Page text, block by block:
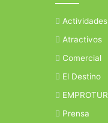
Actividades
Atractivos
Comercial
El Destino
EMPROTUR
Prensa